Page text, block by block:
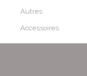
Autres
Accessoires